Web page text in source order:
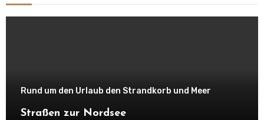
Rund um den Urlaub den Strandkorb und Meer
Straßen zur Nordsee